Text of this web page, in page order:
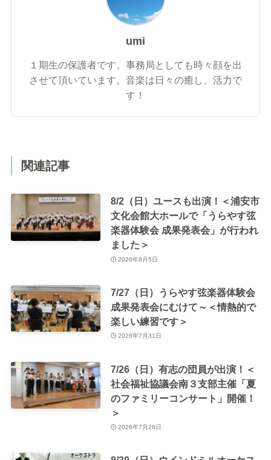
umi
１期生の保護者です。事務局としても時々顔を出
させて頂いています。音楽は日々の癒し、活力で
す！
関連記事
8/2（日）ユースも出演！＜浦安市
文化会館大ホールで「うらやす弦
楽器体験会 成果発表会」が行われ
ました＞
2026年8月5日
7/27（日）うらやす弦楽器体験会
成果発表会にむけて～＜情熱的で
楽しい練習です＞
2026年7月31日
7/26（日）有志の団員が出演！＜
社会福祉協議会南３支部主催「夏
のファミリーコンサート」開催！
＞
2026年7月28日